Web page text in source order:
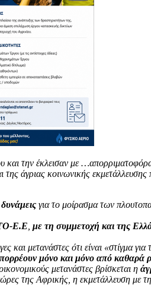
και την έκλεισαν με
της άγριας κοινωνικής
για το μοίρασμα των
Ε.Ε με τη συμμετοχή και της
μετανάστες ότι είναι «στίγμα
μόνο και μόνο από καθαρά
μετανάστες βρίσκεται η
της Αφρικής, η εκμετάλλευση